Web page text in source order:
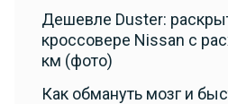
Дешевле Duster:
кроссовере Nissan с
км (фото)
Как обмануть мозг и